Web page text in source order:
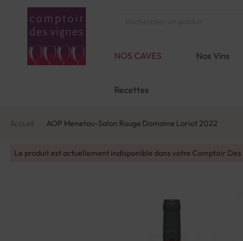
NOS CAVES Nos Vins
Recettes
Accueil AOP Menetou-Salon Rouge Domaine Loriot 2022
Le produit est actuellement indisponible dans votre Comptoir Des